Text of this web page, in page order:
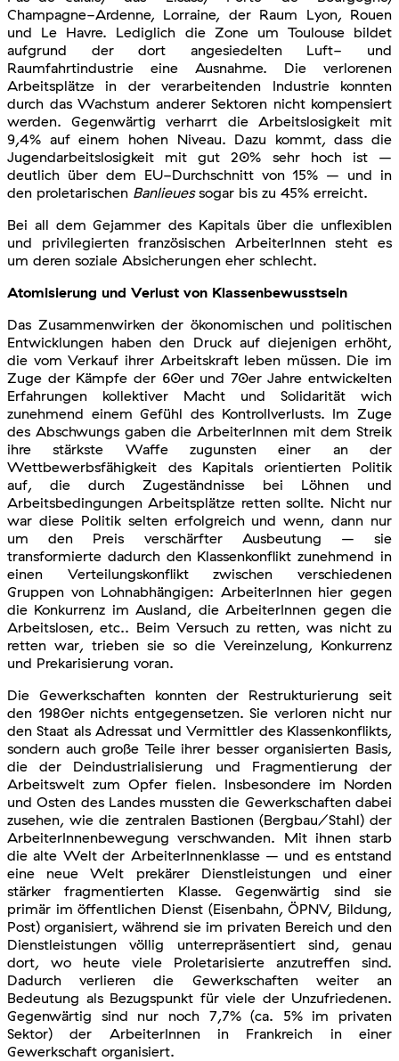
Champagne-Ardenne, Lorraine, der Raum Lyon, Rouen
und Le Havre. Lediglich die Zone um Toulouse bildet
aufgrund der dort angesiedelten Luft- und
Raumfahrtindustrie eine Ausnahme. Die verlorenen
Arbeitsplätze in der verarbeitenden Industrie konnten
durch das Wachstum anderer Sektoren nicht kompensiert
werden. Gegenwärtig verharrt die Arbeitslosigkeit mit
9,4% auf einem hohen Niveau. Dazu kommt, dass die
Jugendarbeitslosigkeit mit gut 20% sehr hoch ist –
deutlich über dem EU-Durchschnitt von 15% – und in
den proletarischen Banlieuessogar bis zu 45% erreicht.
Bei all dem Gejammer des Kapitals über die unflexiblen
und privilegierten französischen ArbeiterInnen steht es
um deren soziale Absicherungen eher schlecht.
Atomisierung und Verlust von Klassenbewusstsein
Das Zusammenwirken der ökonomischen und politischen
Entwicklungen haben den Druck auf diejenigen erhöht,
die vom Verkauf ihrer Arbeitskraft leben müssen. Die im
Zuge der Kämpfe der 60er und 70er Jahre entwickelten
Erfahrungen kollektiver Macht und Solidarität wich
zunehmend einem Gefühl des Kontrollverlusts. Im Zuge
des Abschwungs gaben die ArbeiterInnen mit dem Streik
ihre stärkste Waffe zugunsten einer an der
Wettbewerbsfähigkeit des Kapitals orientierten Politik
auf, die durch Zugeständnisse bei Löhnen und
Arbeitsbedingungen Arbeitsplätze retten sollte. Nicht nur
war diese Politik selten erfolgreich und wenn, dann nur
um den Preis verschärfter Ausbeutung – sie
transformierte dadurch den Klassenkonflikt zunehmend in
einen Verteilungskonflikt zwischen verschiedenen
Gruppen von Lohnabhängigen: ArbeiterInnen hier gegen
die Konkurrenz im Ausland, die ArbeiterInnen gegen die
Arbeitslosen, etc.. Beim Versuch zu retten, was nicht zu
retten war, trieben sie so die Vereinzelung, Konkurrenz
und Prekarisierung voran.
Die Gewerkschaften konnten der Restrukturierung seit
den 1980er nichts entgegensetzen. Sie verloren nicht nur
den Staat als Adressat und Vermittler des Klassenkonflikts,
sondern auch große Teile ihrer besser organisierten Basis,
die der Deindustrialisierung und Fragmentierung der
Arbeitswelt zum Opfer fielen. Insbesondere im Norden
und Osten des Landes mussten die Gewerkschaften dabei
zusehen, wie die zentralen Bastionen (Bergbau/Stahl) der
ArbeiterInnenbewegung verschwanden. Mit ihnen starb
die alte Welt der ArbeiterInnenklasse – und es entstand
eine neue Welt prekärer Dienstleistungen und einer
stärker fragmentierten Klasse. Gegenwärtig sind sie
primär im öffentlichen Dienst (Eisenbahn, ÖPNV, Bildung,
Post) organisiert, während sie im privaten Bereich und den
Dienstleistungen völlig unterrepräsentiert sind, genau
dort, wo heute viele Proletarisierte anzutreffen sind.
Dadurch verlieren die Gewerkschaften weiter an
Bedeutung als Bezugspunkt für viele der Unzufriedenen.
Gegenwärtig sind nur noch 7,7% (ca. 5% im privaten
Sektor) der ArbeiterInnen in Frankreich in einer
Gewerkschaft organisiert.